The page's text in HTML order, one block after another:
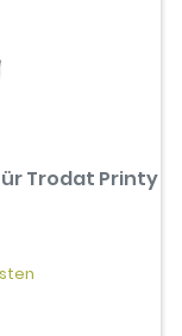
Trodat Printy